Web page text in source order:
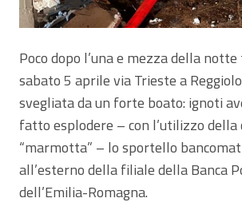
Poco dopo l’una e mezza della
sabato 5 aprile via Trieste a
svegliata da un forte boato: ignoti
fatto esplodere – con l’utilizzo della
“marmotta” – lo sportello
all’esterno della filiale della Banca
dell’Emilia-Romagna.